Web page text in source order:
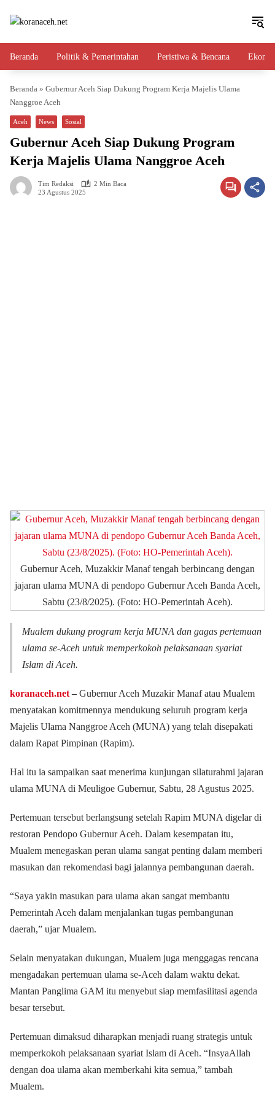
Beranda Politik & Pemerintahan Peristiwa & Bencana
Beranda » Gubernur Aceh Siap Dukung Program Kerja Majelis Ulama
Nanggroe Aceh
Aceh News Sosial
Gubernur Aceh Siap Dukung Program
Kerja Majelis Ulama Nanggroe Aceh
Tim Redaksi
2 Min Baca
23 Agustus 2025
Gubernur Aceh, Muzakkir Manaf tengah berbincang dengan
jajaran ulama MUNA di pendopo Gubernur Aceh Banda Aceh,
Sabtu (23/8/2025). (Foto: HO-Pemerintah Aceh).
Mualem dukung program kerja MUNA dan gagas pertemuan
ulama se-Aceh untuk memperkokoh pelaksanaan syariat
Islam di Aceh.
koranaceh.net – Gubernur Aceh Muzakir Manaf atau Mualem
menyatakan komitmennya mendukung seluruh program kerja
Majelis Ulama Nanggroe Aceh (MUNA) yang telah disepakati
dalam Rapat Pimpinan (Rapim).
Hal itu ia sampaikan saat menerima kunjungan silaturahmi jajaran
ulama MUNA di Meuligoe Gubernur, Sabtu, 28 Agustus 2025.
Pertemuan tersebut berlangsung setelah Rapim MUNA digelar di
restoran Pendopo Gubernur Aceh. Dalam kesempatan itu,
Mualem menegaskan peran ulama sangat penting dalam memberi
masukan dan rekomendasi bagi jalannya pembangunan daerah.
“Saya yakin masukan para ulama akan sangat membantu
Pemerintah Aceh dalam menjalankan tugas pembangunan
daerah,” ujar Mualem.
Selain menyatakan dukungan, Mualem juga menggagas rencana
mengadakan pertemuan ulama se-Aceh dalam waktu dekat.
Mantan Panglima GAM itu menyebut siap memfasilitasi agenda
besar tersebut.
Pertemuan dimaksud diharapkan menjadi ruang strategis untuk
memperkokoh pelaksanaan syariat Islam di Aceh. “InsyaAllah
dengan doa ulama akan memberkahi kita semua,” tambah
Mualem.